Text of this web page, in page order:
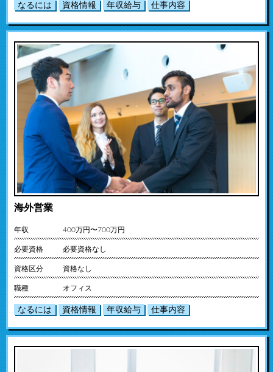
なるには 資格情報 年収給与 仕事内容
海外営業
年収 400万円〜700万円
必要資格 必要資格なし
資格区分 資格なし
職種 オフィス
なるには 資格情報 年収給与 仕事内容